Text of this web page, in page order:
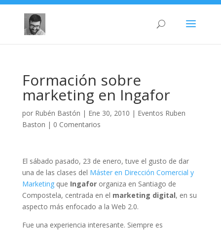
Formación sobre
marketing en Ingafor
por Rubén Bastón | Ene 30, 2010 | Eventos Ruben
Baston | 0 Comentarios
El sábado pasado, 23 de enero, tuve el gusto de dar
una de las clases del Máster en Dirección Comercial y
Marketingque Ingafor organiza en Santiago de
Compostela, centrada en el marketing digital, en su
aspecto más enfocado a la Web 2.0.
Fue una experiencia interesante. Siempre es